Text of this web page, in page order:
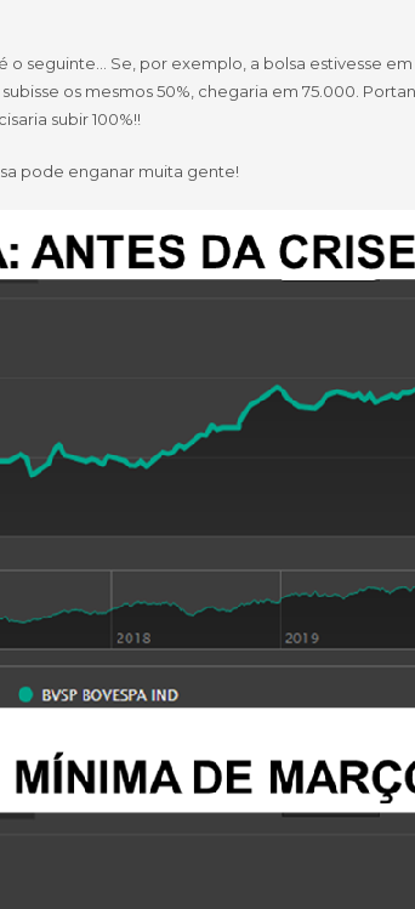
seguinte… Se, por exemplo, a bolsa estivesse
os mesmos 50%, chegaria em 75.000.
subir 100%!!
pode enganar muita gente!